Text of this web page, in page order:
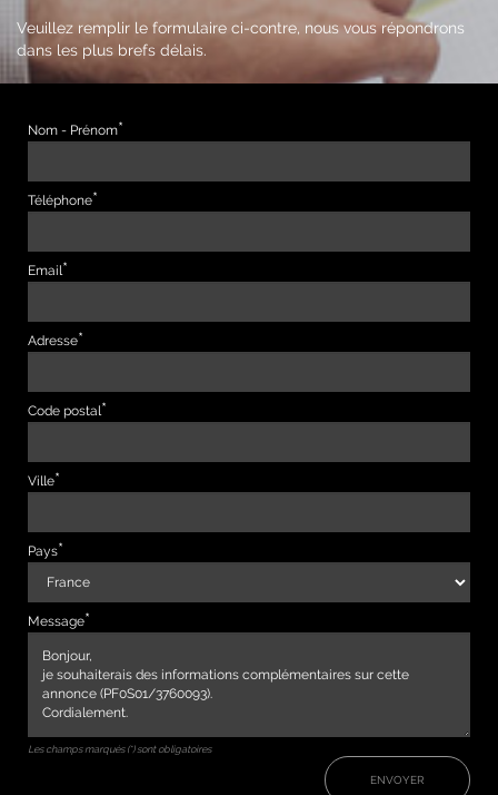
Veuillez remplir le formulaire ci-contre, nous vous répondrons
dans les plus brefs délais.
Nom - Prénom
Téléphone
Email
Adresse
Code postal
Ville
Pays
Message
Les champs marqués (*) sont obligatoires
ENVOYER